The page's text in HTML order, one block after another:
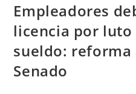
Empleadores
licencia por luto
sueldo: reforma
Senado